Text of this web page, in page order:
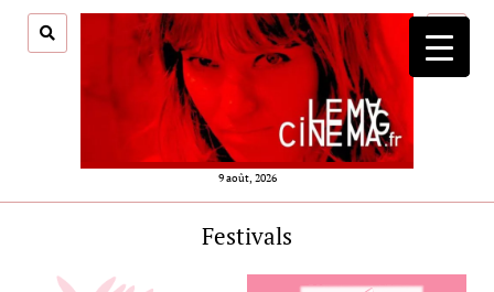
9 août, 2026
menu
Festivals